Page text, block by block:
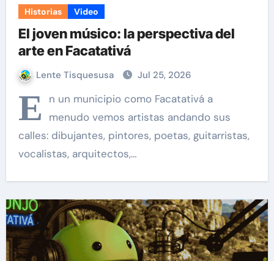
Historias Video
El joven músico: la perspectiva del
arte en Facatativá
Lente Tisquesusa Jul 25, 2026
E
n un municipio como Facatativá a
menudo vemos artistas andando sus
calles: dibujantes, pintores, poetas, guitarristas,
vocalistas, arquitectos,…